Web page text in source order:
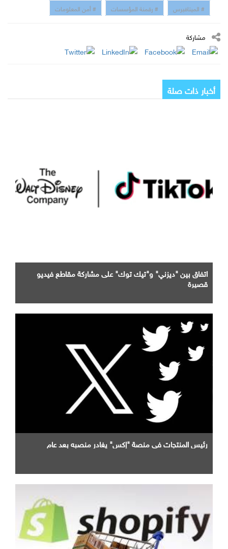
# الميتافيرس
# رقمنة المؤسسات # أمن المعلومات
مشاركة
أخبار ذات صلة
اتفاق بين "ديزني" و"تيك توك" على مشاركة مقاطع فيديو
قصيرة
رئيس المنتجات في منصة "إكس" يغادر منصبه بعد عام